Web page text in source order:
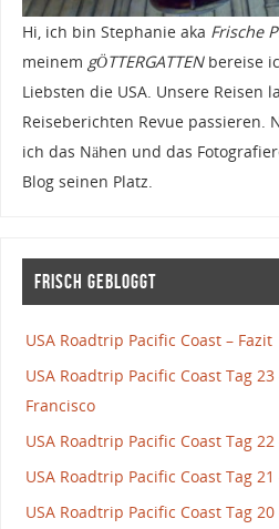
Hi, ich bin Stephanie aka Frische
meinem gÖTTERGATTENbereise
Liebsten die USA. Unsere Reisen
Reiseberichten Revue passieren.
ich das Nähen und das
Blog seinen Platz.
Frisch gebloggt
USA Roadtrip Pacific Coast – Fazit
USA Roadtrip Pacific Coast Tag
Francisco
USA Roadtrip Pacific Coast Tag
USA Roadtrip Pacific Coast Tag
USA Roadtrip Pacific Coast Tag